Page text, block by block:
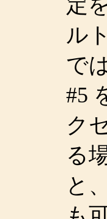
ル
で
#5
ク
る
と